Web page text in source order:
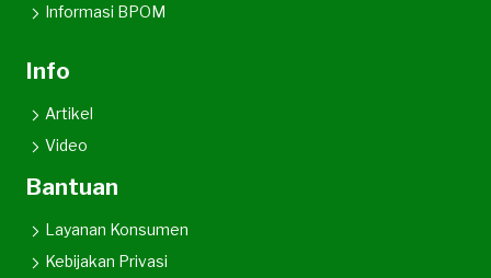
Informasi BPOM
Info
Artikel
Video
Bantuan
Layanan Konsumen
Kebijakan Privasi